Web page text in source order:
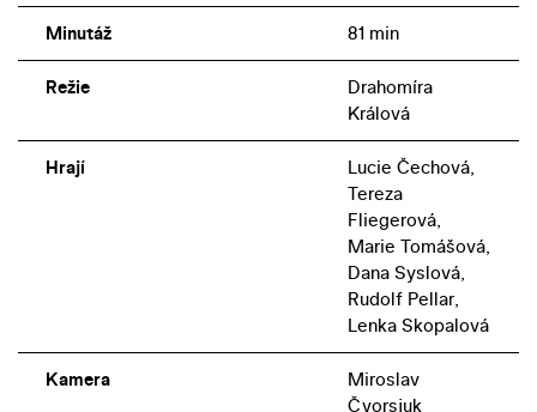
Minutáž 81 min
Režie
Drahomíra
Králová
Hrají
Lucie Čechová,
Tereza
Fliegerová,
Marie Tomášová,
Dana Syslová,
Rudolf Pellar,
Lenka Skopalová
Kamera
Miroslav
Čvorsjuk